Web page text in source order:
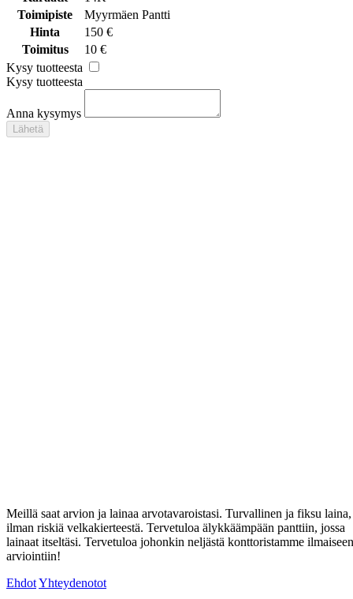
Toimipiste
Myyrmäen Pantti
Hinta
150 €
Toimitus
10 €
Kysy tuotteesta
Kysy tuotteesta
Anna kysymys
Lähetä
Meillä saat arvion ja lainaa arvotavaroistasi. Turvallinen ja fiksu laina,
ilman riskiä velkakierteestä. Tervetuloa älykkäämpään panttiin, jossa
lainaat itseltäsi. Tervetuloa johonkin neljästä konttoristamme ilmaiseen
arviointiin!
EhdotYhteydenotot